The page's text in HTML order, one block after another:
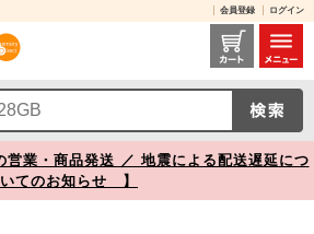
会員登録 ログイン
TS16GUSDC10 レビュー / microSDHCカード 16GB Class10対応 Nintendo Switch 動作確認済 Transcend製【メモリダイレクト】
業・商品発送 ／ 地震による配送遅延につ
いてのお知らせ 】